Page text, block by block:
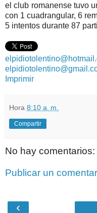
el club romanense tuvo
con 1 cuadrangular, 6
5 intentos durante 87
Imprimir
Hora 8:10 a. m.
Compartir
No hay comentarios:
Publicar un
‹